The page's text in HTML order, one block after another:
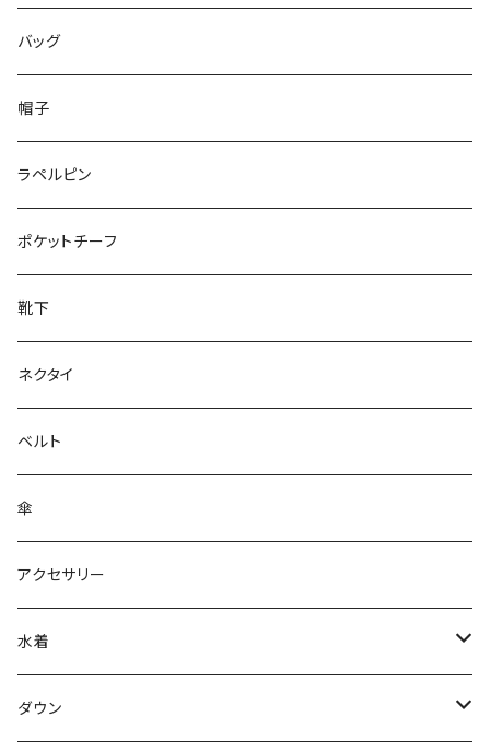
50/XL～
48/L
50/XL～
46/M
48/L
50/XL～
～25.5cm
26cm～
27cm～
28cm～
バッグ
帽子
ラペルピン
ポケットチーフ
靴下
ネクタイ
ベルト
傘
アクセサリー
水着
～44/S
ダウン